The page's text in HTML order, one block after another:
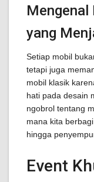
Mengenal
yang
Setiap mobil
tetapi juga
mobil klasik
hati pada desain
ngobrol tentang
mana kita
hingga
Event